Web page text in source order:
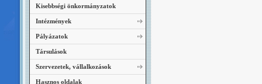
Kisebbségi önkormányzatok
Intézmények
Pályázatok
Társulások
Szervezetek, vállalkozások
Hasznos oldalak